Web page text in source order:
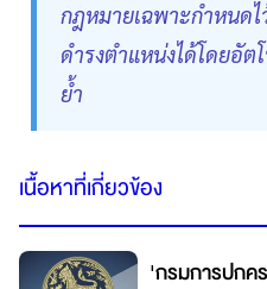
กฎหมายเฉพาะกำหนดไ
ดำรงตำแหน่งได้โดยอั
ย้ำ
เนื้อหาที่เกี่ยวข้อง
'กรมการปกค